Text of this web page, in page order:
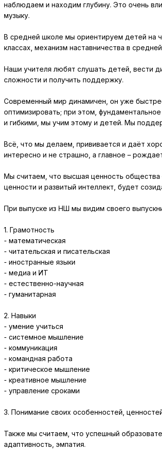
наблюдаем и находим глубину. Это очень
музыку.
В средней школе мы ориентируем детей на
классах, механизм наставничества в
Наши учителя любят слушать детей, вести
сложности и получить поддержку.
Современный мир динамичен, он уже
оптимизировать; при этом,
и гибкими, мы учим этому и детей. Мы
Всё, что мы делаем, прививается и даёт
интересно и не страшно, а главное –
Мы считаем, что высшая ценность
ценности и развитый интеллект, будет
При выпуске из НШ мы видим своего
1. Грамотность
- математическая
- читательская и писательская
- иностранные языки
- медиа и ИТ
- естественно-научная
- гуманитарная
2. Навыки
- умение учиться
- системное мышление
- коммуникация
- командная работа
- критическое мышление
- креативное мышление
- управление сроками
3. Понимание своих особенностей,
Также мы считаем, что успешный
адаптивность, эмпатия.